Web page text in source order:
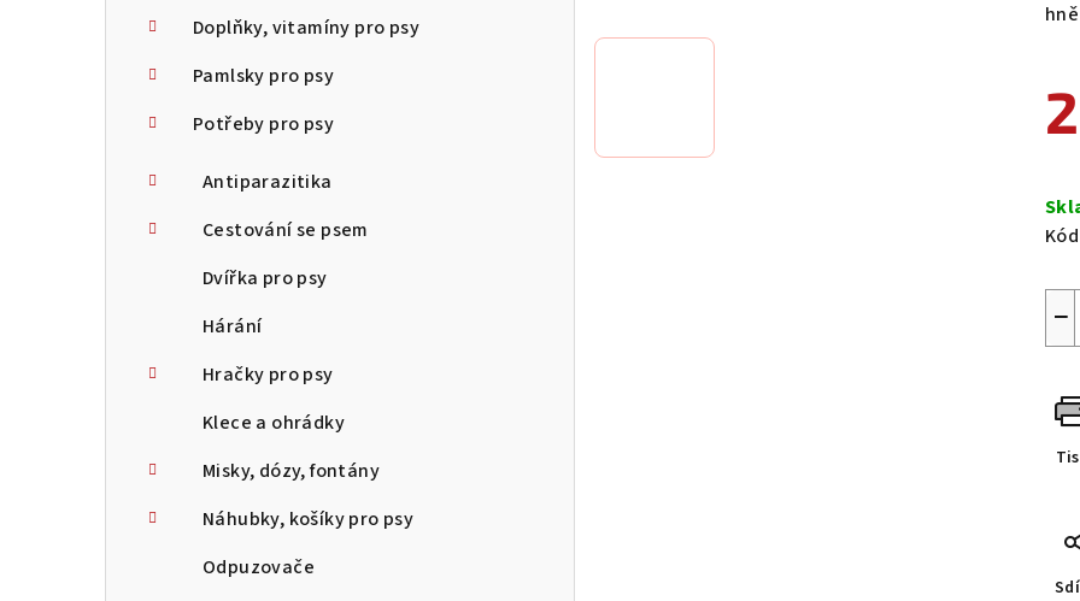
Doplňky, vitamíny pro psy
Pamlsky pro psy
Potřeby pro psy
Antiparazitika
Cestování se psem
Dvířka pro psy
Hárání
Hračky pro psy
Klece a ohrádky
Misky, dózy, fontány
Náhubky, košíky pro psy
Odpuzovače
−